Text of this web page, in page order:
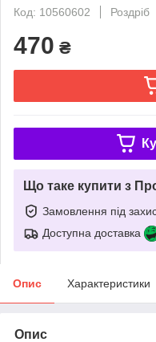
Код: 10560602
Роздріб
470 ₴
Що таке купити з
Замовлення під
Доступна доставка
Опис Характеристики
Опис